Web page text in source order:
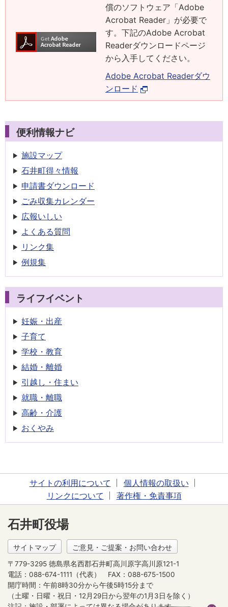
償のソフトウェア「Adobe
Acrobat Reader」が必要で
す。下記のAdobe Acrobat
Readerダウンロードページ
から入手してください。
Adobe Acrobat Readerダウ
ンロード
便利情報ナビ
施設マップ
石井町得々情報
申請書ダウンロード
ごみ収集カレンダー
広報いしい
よくある質問
リンク集
例規集
ライフイベント
妊娠・出産
子育て
学校・教育
結婚・離婚
引越し・住まい
就職・離職
高齢・介護
おくやみ
サイトの利用について
個人情報の取扱い
リンクについて
著作権・免責事項
石井町役場
サイトマップ ご意見・ご提案・お問い合わせ
〒779-3295 徳島県名西郡石井町高川原字高川原121-1
電話：088-674-1111（代表）
FAX：088-675-1500
開庁時間：午前8時30分から午後5時15分まで
（土曜・日曜・祝日・12月29日から翌年の1月3日を除く）